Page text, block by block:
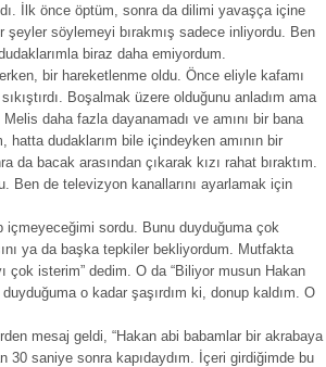
İlk önce öptüm, sonra da dilimi yavaşça içine
söylemeyi bırakmış sadece inliyordu. Ben
biraz daha emiyordum.
bir hareketlenme oldu. Önce eliyle kafamı
Boşalmak üzere olduğunu anladım ama
daha fazla dayanamadı ve amını bir bana
hatta dudaklarım bile içindeyken amının bir
bacak arasından çıkarak kızı rahat bıraktım.
Ben de televizyon kanallarını ayarlamak için
sordu. Bunu duyduğuma çok
ya da başka tepkiler bekliyordum. Mutfakta
çok isterim” dedim. O da “Biliyor musun Hakan
o kadar şaşırdım ki, donup kaldım. O
mesaj geldi, “Hakan abi babamlar bir akrabaya
30 saniye sonra kapıdaydım. İçeri girdiğimde bu